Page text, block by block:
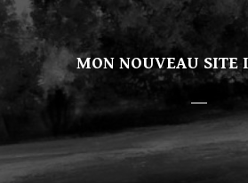
MON NOUVEAU SITE